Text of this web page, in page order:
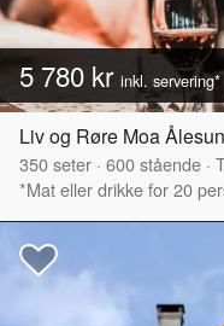
5 780 kr inkl. servering*
Liv og Røre Moa
350seter · 600stående ·
*Mat eller drikke for 20